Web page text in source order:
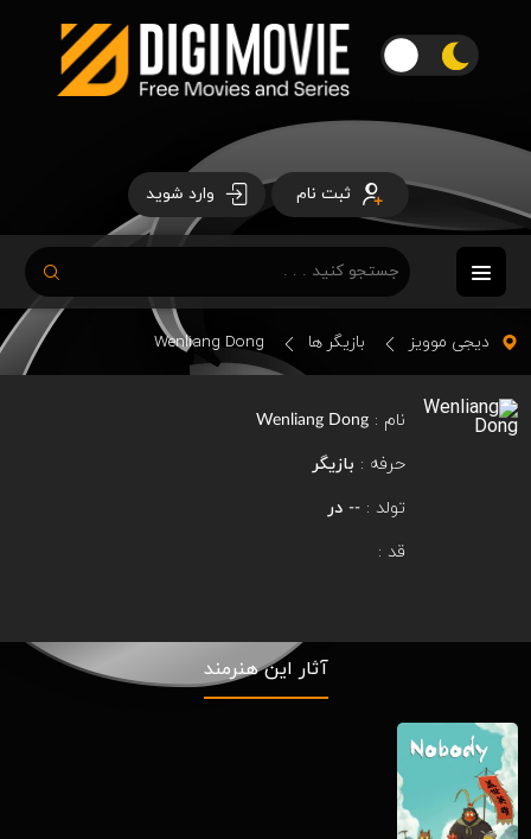
ثبت نام وارد شوید
دیجی موویز بازیگر ها Wenliang Dong
نام : Wenliang Dong
حرفه : بازیگر
تولد : -- در
قد :
آثار این هنرمند